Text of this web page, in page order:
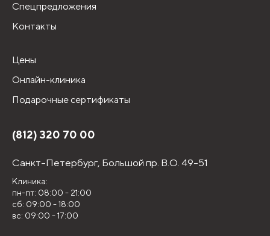
Спецпредложения
Контакты
Цены
Онлайн-клиника
Подарочные сертификаты
(812) 320 70 00
Санкт-Петербург, Большой пр. В.О. 49-51
Клиника:
пн-пт: 08:00 - 21:00
сб: 09:00 - 18:00
вс: 09:00 - 17:00